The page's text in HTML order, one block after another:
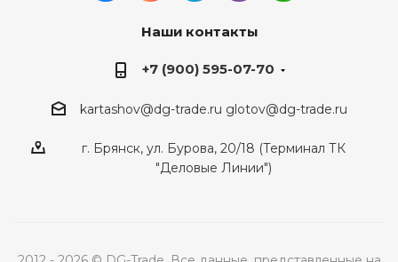
Наши контакты
+7 (900) 595-07-70
kartashov@dg-trade.ru glotov@dg-trade.ru
г. Брянск, ул. Бурова, 20/18 (Терминал ТК
"Деловые Линии")